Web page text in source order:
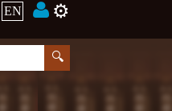
EN ⚙️